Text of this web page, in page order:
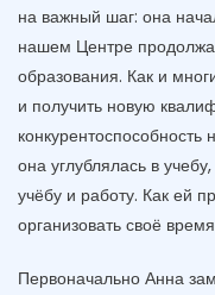
на важный шаг: она
нашем Центре
образования. Как и
и получить новую
она углублялась в
учёбу и работу. Как ей
организовать своё
Первоначально Анна